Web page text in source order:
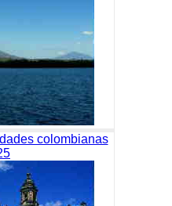
colombianas